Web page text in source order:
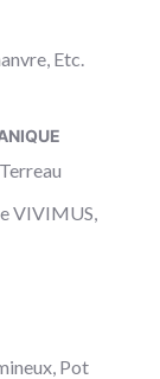
Etc.
VIVIMUS,
Pot